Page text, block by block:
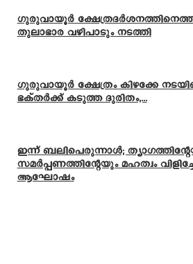
ഗുരുവായൂർ
തുലാഭാര വഴിപാടും നടത്തി
ഗുരുവായൂർ ക്ഷേത്രം കിഴക്കേ
ഭക്തർക്ക് കടുത്ത ദുരിതം,...
ഇന്ന് ബലിപെരുന്നാള്‍;
സമര്‍പ്പണത്തിന്റേയും മഹത്വം
ആഘോഷം